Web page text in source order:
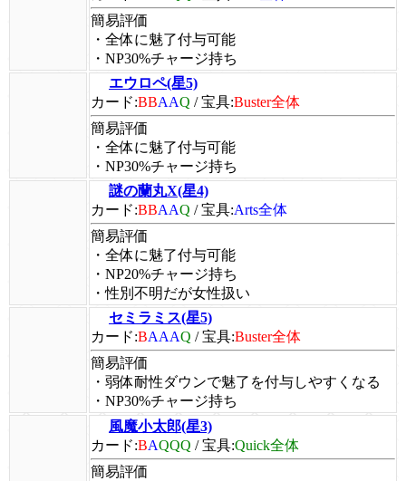
簡易評価
・全体に魅了付与可能
・NP30%チャージ持ち
エウロペ(星5)
カード:BBAAQ /宝具:Buster全体
簡易評価
・全体に魅了付与可能
・NP30%チャージ持ち
謎の蘭丸X(星4)
カード:BBAAQ /宝具:Arts全体
簡易評価
・全体に魅了付与可能
・NP20%チャージ持ち
・性別不明だが女性扱い
セミラミス(星5)
カード:BAAAQ /宝具:Buster全体
簡易評価
・弱体耐性ダウンで魅了を付与しやすくなる
・NP30%チャージ持ち
風魔小太郎(星3)
カード:BAQQQ /宝具:Quick全体
簡易評価